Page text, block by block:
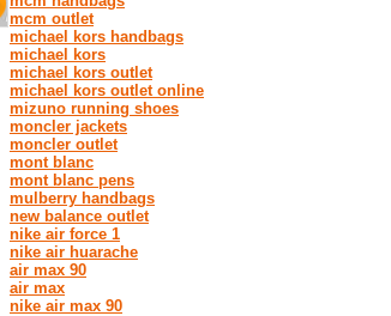
mcm outlet
michael kors handbags
michael kors
michael kors outlet
michael kors outlet online
mizuno running shoes
moncler jackets
moncler outlet
mont blanc
mont blanc pens
mulberry handbags
new balance outlet
nike air force 1
nike air huarache
air max 90
air max
nike air max 90